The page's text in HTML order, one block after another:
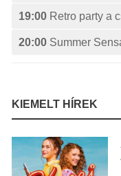
19:00 Retro party a
20:00 Summer
KIEMELT HÍREK